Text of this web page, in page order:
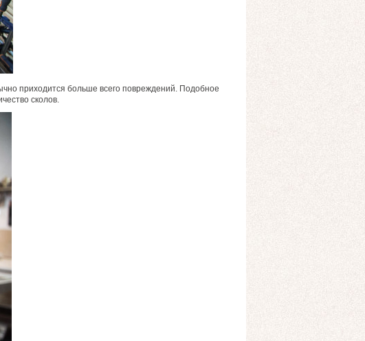
приходится больше всего повреждений. Подобное
сколов.